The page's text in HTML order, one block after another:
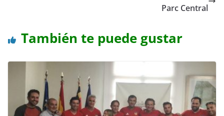
Parc Central
También te puede gustar